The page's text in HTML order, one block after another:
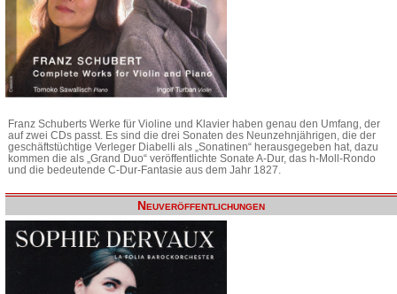
Franz Schuberts Werke für Violine und Klavier haben genau den Umfang, der
auf zwei CDs passt. Es sind die drei Sonaten des Neunzehnjährigen, die der
geschäftstüchtige Verleger Diabelli als „Sonatinen“ herausgegeben hat, dazu
kommen die als „Grand Duo“ veröffentlichte Sonate A-Dur, das h-Moll-Rondo
und die bedeutende C-Dur-Fantasie aus dem Jahr 1827.
Neuveröffentlichungen